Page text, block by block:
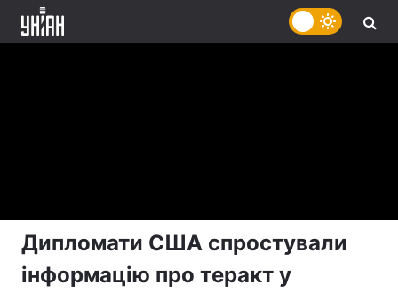
Дипломати США спростували
інформацію про теракт у